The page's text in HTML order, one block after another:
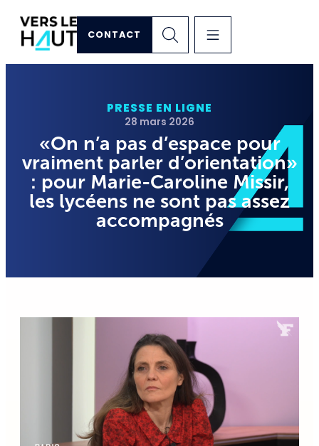
CONTACT
PRESSE EN LIGNE
28 mars 2026
«On n’a pas d’espace pour
vraiment parler d’orientation»
: pour Marie-Caroline Missir,
les lycéens ne sont pas assez
accompagnés